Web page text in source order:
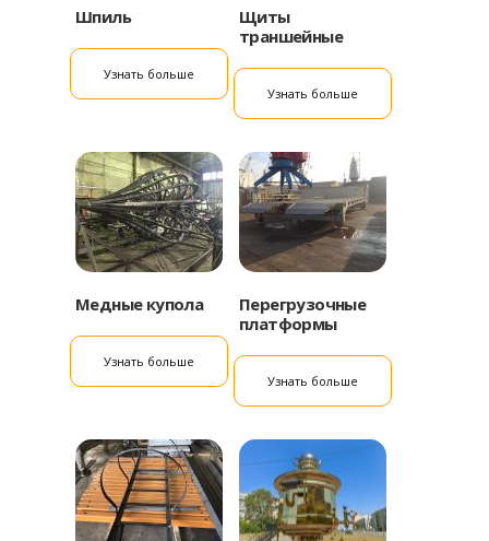
Шпиль
Узнать больше
Щиты
траншейные
Узнать больше
Медные купола
Узнать больше
Перегрузочные
платформы
Узнать больше